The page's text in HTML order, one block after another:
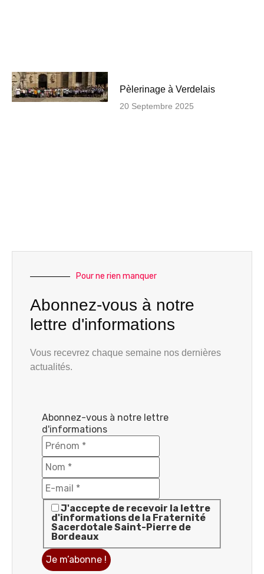
Pèlerinage à Verdelais
20 Septembre 2025
Pour ne rien manquer
Abonnez-vous à notre
lettre d'informations
Vous recevrez chaque semaine nos dernières
actualités.
Abonnez-vous à notre lettre
d'informations
J'accepte de recevoir la lettre
d'informations de la Fraternité
Sacerdotale Saint-Pierre de
Bordeaux